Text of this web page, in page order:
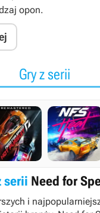
opon.
Gry z serii
serii Need for
i